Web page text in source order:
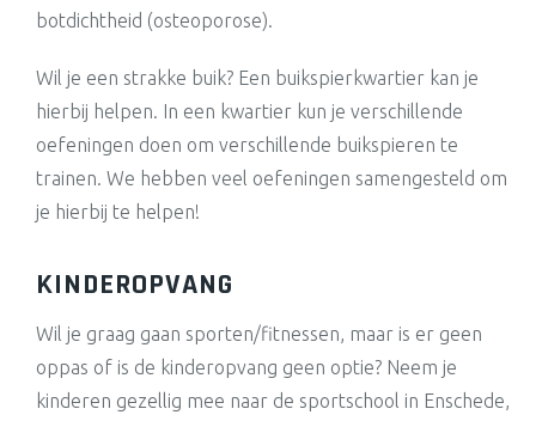
botdichtheid (osteoporose).
Wil je een strakke buik? Een buikspierkwartier kan je
hierbij helpen. In een kwartier kun je verschillende
oefeningen doen om verschillende buikspieren te
trainen. We hebben veel oefeningen samengesteld om
je hierbij te helpen!
KINDEROPVANG
Wil je graag gaan sporten/fitnessen, maar is er geen
oppas of is de kinderopvang geen optie? Neem je
kinderen gezellig mee naar de sportschool in Enschede,